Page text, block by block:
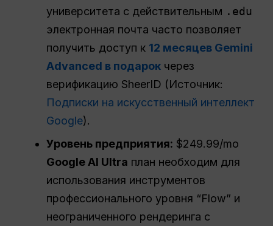
университета с действительным .edu
электронная почта часто позволяет
получить доступ к 12 месяцев Gemini
Advanced в подарок через
верификацию SheerID (Источник:
Подписки на искусственный интеллект
Google).
Уровень предприятия: $249.99/mo
Google AI Ultra план необходим для
использования инструментов
профессионального уровня “Flow” и
неограниченного рендеринга с